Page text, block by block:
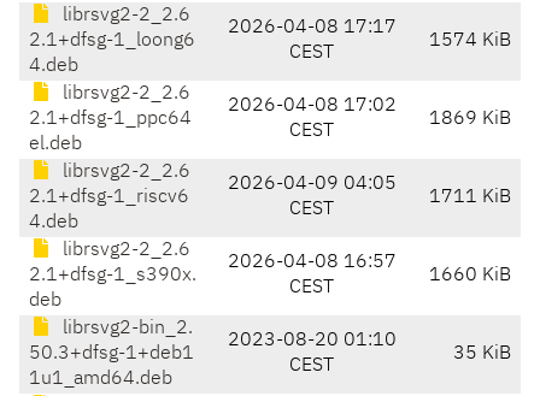
librsvg2-2_2.6
2.1+dfsg-1_loong6
4.deb
2026-04-08 17:17
CEST
1574 KiB
librsvg2-2_2.6
2.1+dfsg-1_ppc64
el.deb
2026-04-08 17:02
CEST
1869 KiB
librsvg2-2_2.6
2.1+dfsg-1_riscv6
4.deb
2026-04-09 04:05
CEST
1711 KiB
librsvg2-2_2.6
2.1+dfsg-1_s390x.
deb
2026-04-08 16:57
CEST
1660 KiB
librsvg2-bin_2.
50.3+dfsg-1+deb1
1u1_amd64.deb
2023-08-20 01:10
CEST
35 KiB